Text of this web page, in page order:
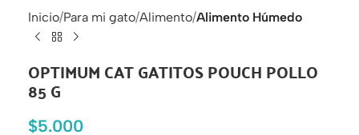
Inicio Para mi gato Alimento Alimento Húmedo
OPTIMUM CAT GATITOS POUCH POLLO
85 G
$5.000